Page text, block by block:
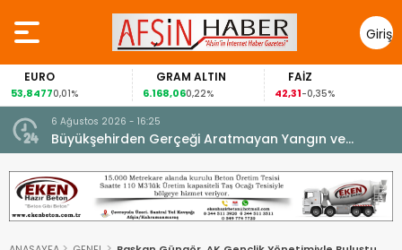
Giriş
Yap
EURO
53,84770,01%
GRAM ALTIN
6.168,060,22%
FAİZ
42,31-0,35%
6 Ağustos 2026 - 16:25
Büyükşehirden Gerçeği Aratmayan Yangın ve
Kurtarma Tatbikatı.